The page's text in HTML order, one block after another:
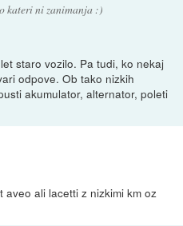
kateri ni zanimanja :)
staro vozilo. Pa tudi, ko nekaj
odpove. Ob tako nizkih
akumulator, alternator, poleti
ali lacetti z nizkimi km oz